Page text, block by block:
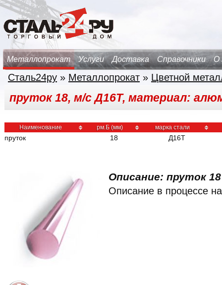
Металлопрокат Услуги Доставка Справочники О
Сталь24ру » Металлопрокат » Цветной
пруток 18, м/с Д16Т, материал:
Наименование рм.Б (мм) марка стали
пруток 18 Д16Т
Описание: пруток
Описание в процессе